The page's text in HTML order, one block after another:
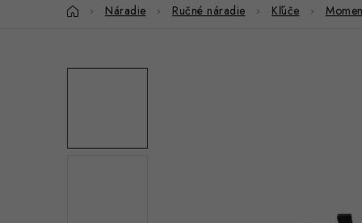
DomovNáradie Ručné náradie Kľúče